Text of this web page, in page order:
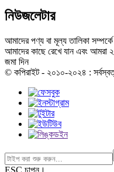
নিউজলেটার
আমাদের পণ্য বা মূল্য তালিকা
আমাদের কাছে রেখে যান এবং আমরা
জমা দিন
© কপিরাইট - ২০১০-২০২৪ :
ESC চাপুন।